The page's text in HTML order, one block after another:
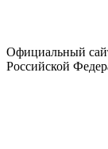
Официальный
Российской